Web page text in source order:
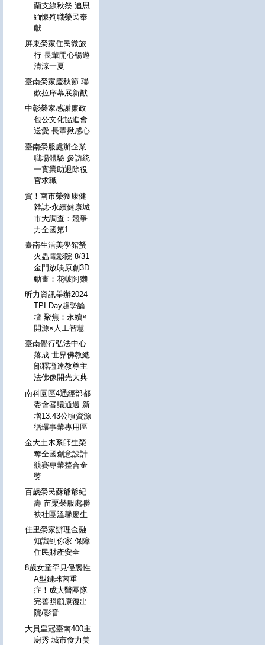
蘭支線秋祭 追思
緬懷殉職榮民奉
獻
屏東榮家住民微旅
行 長輩開心暢遊
清涼一夏
臺南榮家慶秋節 聯
歡拉序幕展新猷
中彰榮家感謝廉政
包公文化協進會
送愛 長輩揪感心
臺南榮服處辦企業
職場體驗 參訪統
一實業助退除役
官求職
賀！南市榮獲康健
雜誌-永續健康城
市大調查：競爭
力全國第1
臺南生活美學館螢
火蟲電影院 8/31
金門放映原創3D
動畫：花帔阿獺
昕力資訊舉辦2024
TPI Day趨勢論
壇 聚焦：永續×
開源×人工智慧
臺南覺行弘法中心
落成 世界佛教總
部釋證達教尊主
法佛像開光大典
南科園區4通經部都
委會審議通過 新
增13.43公頃資源
循環事業專用區
金大土木系師生榮
奪全國創意設計
競賽專業整合金
獎
百歲榮民蘇爺爺紀
壽 苗栗榮服處聯
袂社團溫馨慶生
佳里榮家辦理金融
知識到你家 保障
住民財產安全
8歲女童罕見侵襲性
A型鏈球菌重
症！成大醫團隊
完善照顧康復出
院/影音
大員皇冠臺南400主
廚秀 城市食力美